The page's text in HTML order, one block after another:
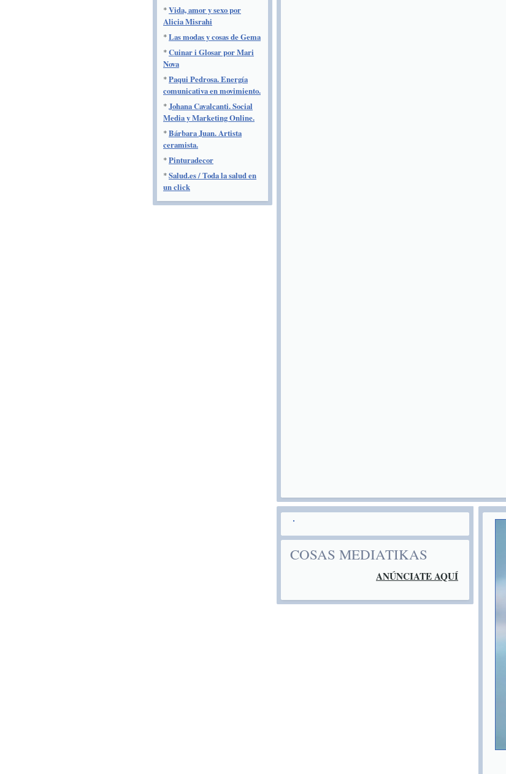
COSAS MEDIATIKAS
ANÚNCIATE AQUÍ
*Vida, amor y sexo por
Alicia Misrahi
*Las modas y cosas de Gema
*Cuinar i Glosar por Mari
Nova
*Paqui Pedrosa. Energía
comunicativa en movimiento.
*Johana Cavalcanti. Social
Media y Marketing Online.
*Bárbara Juan. Artista
ceramista.
*Pinturadecor
*Salud.es / Toda la salud en
un click